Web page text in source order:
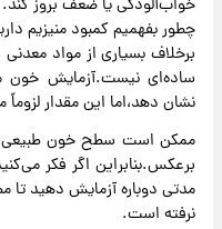
خواب‌آلودگی یا ضعف بروز کند.
چطور بفهمیم کمبود منیزیم
برخلاف بسیاری از مواد معدنی
ساده‌ای نیست.آزمایش خون
نشان دهد،اما این مقدار
ممکن است سطح خون طبیعی
برعکس.بنابراین اگر فکر
مدتی دوباره آزمایش دهید تا
نرفته است.